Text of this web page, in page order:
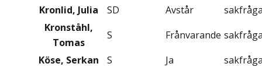
Kronlid, Julia
SD Avstår
Kronståhl,
Tomas
S Frånvarande
Köse, Serkan
S Ja